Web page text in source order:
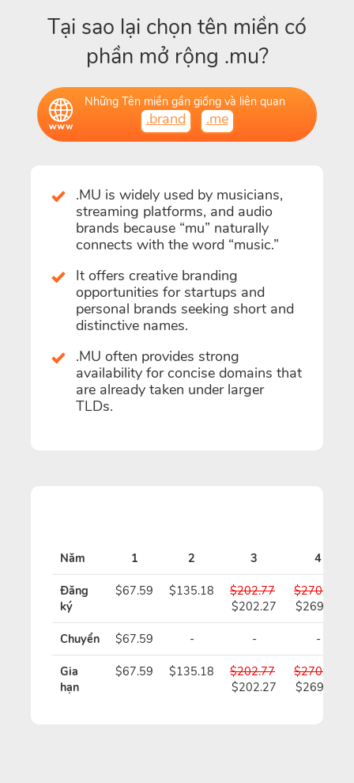
Tại sao lại chọn tên miền có
phần mở rộng .mu?
Những Tên miền gần giống và liên quan
.brand .me
.MU is widely used by musicians,
streaming platforms, and audio
brands because “mu” naturally
connects with the word “music.”
It offers creative branding
opportunities for startups and
personal brands seeking short and
distinctive names.
.MU often provides strong
availability for concise domains that
are already taken under larger
TLDs.
Năm 1 2 3 4
Đăng
ký
$67.59 $135.18
$202.77
$202.27
$270.36
$269.36
Chuyển $67.59 - - -
Gia
hạn
$67.59 $135.18
$202.77
$202.27
$270.36
$269.36